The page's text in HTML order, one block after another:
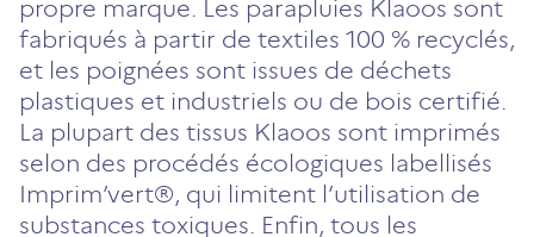
propre marque. Les parapluies Klaoos sont
fabriqués à partir de textiles 100 % recyclés,
et les poignées sont issues de déchets
plastiques et industriels ou de bois certifié.
La plupart des tissus Klaoos sont imprimés
selon des procédés écologiques labellisés
Imprim’vert®, qui limitent l’utilisation de
substances toxiques. Enfin, tous les